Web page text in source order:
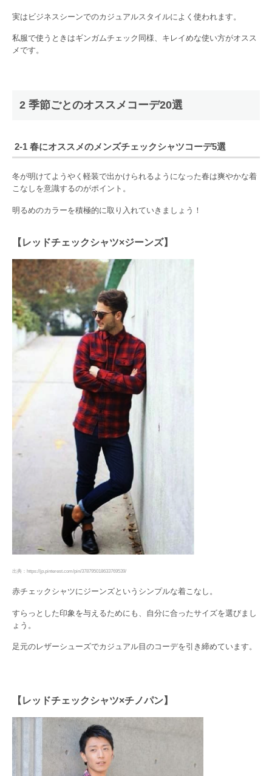
実はビジネスシーンでのカジュアルスタイルによく使われます。
私服で使うときはギンガムチェック同様、キレイめな使い方がオスス
メです。
2 季節ごとのオススメコーデ20選
2-1 春にオススメのメンズチェックシャツコーデ5選
冬が明けてようやく軽装で出かけられるようになった春は爽やかな着
こなしを意識するのがポイント。
明るめのカラーを積極的に取り入れていきましょう！
【レッドチェックシャツ×ジーンズ】
出典：https://jp.pinterest.com/pin/378795018633769539/
赤チェックシャツにジーンズというシンプルな着こなし。
すらっとした印象を与えるためにも、自分に合ったサイズを選びまし
ょう。
足元のレザーシューズでカジュアル目のコーデを引き締めています。
【レッドチェックシャツ×チノパン】